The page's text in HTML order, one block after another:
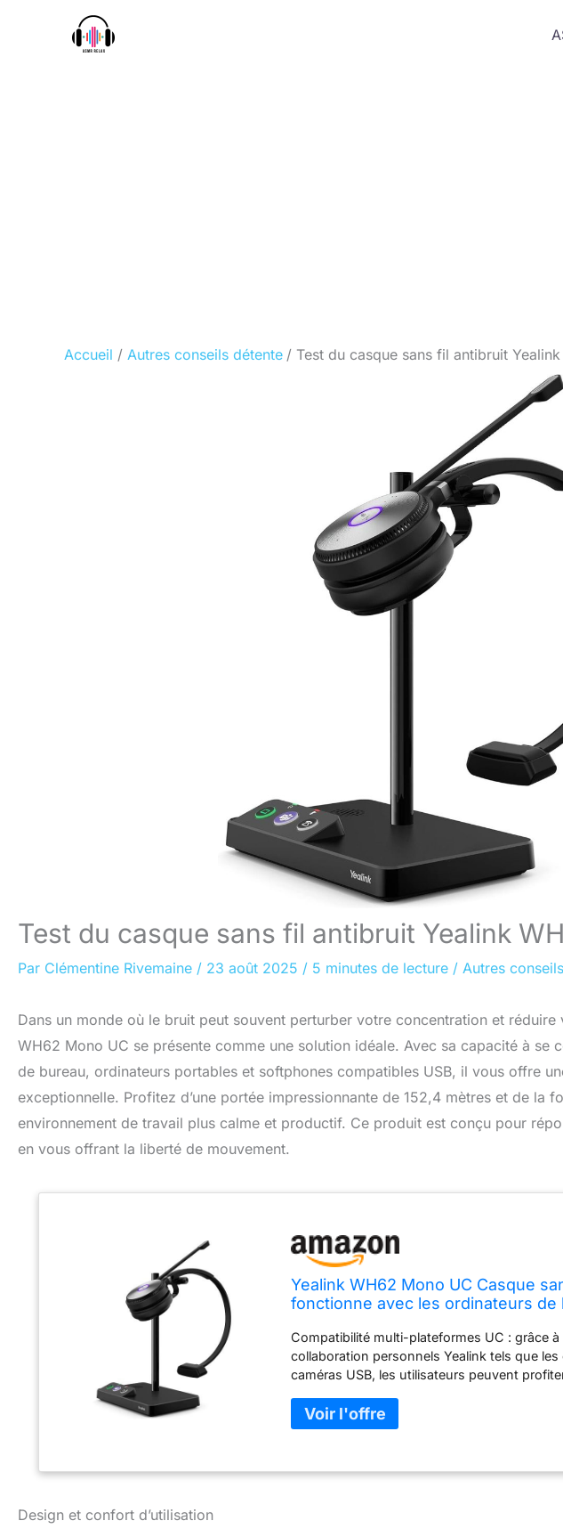
Accueil Autres conseils détente Test du casque sans fil antibruit
Test du casque sans fil antibruit Yealink
Par Clémentine Rivemaine / 23 août 2025 / 5 minutes de lecture / Autres
Dans un monde où le bruit peut souvent perturber votre concentration et
WH62 Mono UC se présente comme une solution idéale. Avec sa capacité à se
de bureau, ordinateurs portables et softphones compatibles USB, il vous offre
exceptionnelle. Profitez d’une portée impressionnante de 152,4 mètres et de la
environnement de travail plus calme et productif. Ce produit est conçu pour
en vous offrant la liberté de mouvement.
Yealink WH62 Mono UC Casque
fonctionne avec les ordinateurs
152,4 m + silence
Compatibilité multi-plateformes UC : grâce
collaboration personnels Yealink tels que
caméras USB, les utilisateurs peuvent
une productivité plus élevée et des coûts
Microsoft Teams, les appareils conçus avec
collaboration personnelle Yealink Veuillez
Design et confort d’utilisation